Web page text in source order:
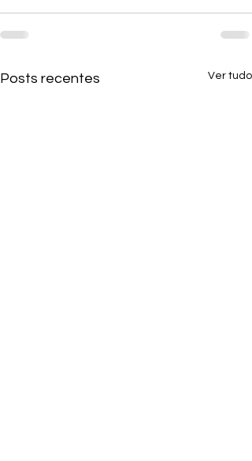
Posts recentes Ver tudo